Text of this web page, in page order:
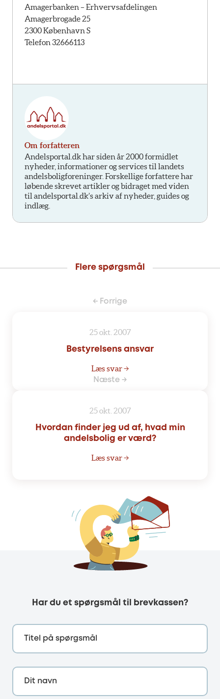
Amagerbanken – Erhvervsafdelingen
Amagerbrogade 25
2300 København S
Telefon 32666113
Om forfatteren
Andelsportal.dk har siden år 2000 formidlet
nyheder, informationer og services til landets
andelsboligforeninger. Forskellige forfattere har
løbende skrevet artikler og bidraget med viden
til andelsportal.dk’s arkiv af nyheder, guides og
indlæg.
Flere spørgsmål
← Forrige
25 okt. 2007
Bestyrelsens ansvar
Læs svar →
Næste →
25 okt. 2007
Hvordan finder jeg ud af, hvad min
andelsbolig er værd?
Læs svar →
Har du et spørgsmål til brevkassen?
Titel på spørgsmål
Dit navn